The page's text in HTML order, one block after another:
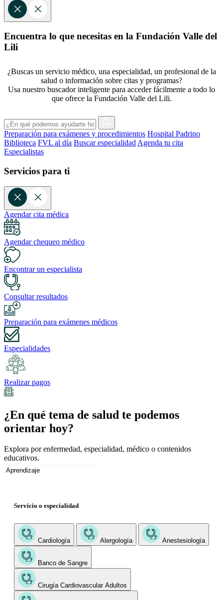
Encuentra lo que necesitas en la Fundación Valle del
Lili
¿Buscas un servicio médico, una especialidad, un profesional de la
salud o información sobre citas y programas?
Usa nuestro buscador inteligente para acceder fácilmente a todo lo
que ofrece la Fundación Valle del Lili.
Preparación para exámenes y procedimientos Hospital Padrino
Biblioteca FVL al día Buscar especialidad Agenda tu cita
Especialistas
Servicios para ti
Agendar cita médica
Agendar chequeo médico
Encontrar un especialista
Consultar resultados
Preparación para exámenes médicos
Especialidades
Realizar pagos
¿En qué tema de salud te podemos
orientar hoy?
Explora por enfermedad, especialidad, médico o contenidos
educativos.
Servicio o especialidad
Cardiología Alergología Anestesiología
Banco de Sangre
Cirugía Cardiovascular Adultos